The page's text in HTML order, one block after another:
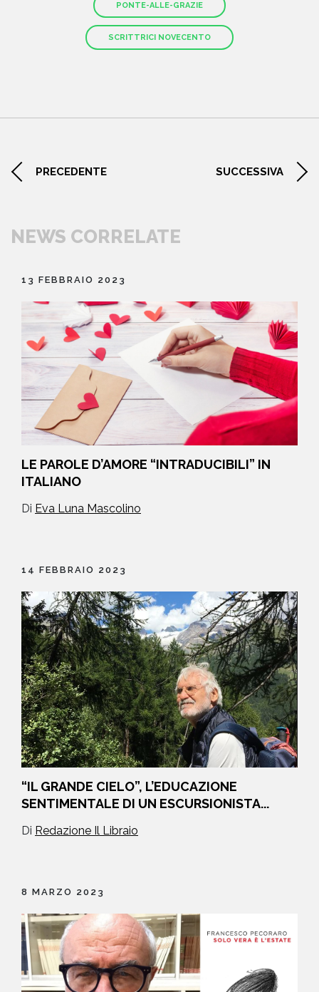
PONTE-ALLE-GRAZIE
SCRITTRICI NOVECENTO
PRECEDENTE SUCCESSIVA
NEWS CORRELATE
13 FEBBRAIO 2023
LE PAROLE D’AMORE “INTRADUCIBILI” IN
ITALIANO
Di Eva Luna Mascolino
14 FEBBRAIO 2023
“IL GRANDE CIELO”, L’EDUCAZIONE
SENTIMENTALE DI UN ESCURSIONISTA...
Di Redazione Il Libraio
8 MARZO 2023